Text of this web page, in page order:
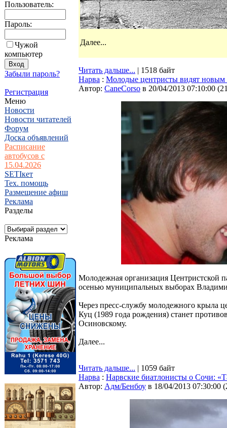
Пользователь:
Пароль:
Чужой
компьютер
Забыли пароль?
Регистрация
Меню
Новости
Новости читателей
Форум
Доска объявлений
Расписание
автобусов с
15.04.2026
SETIкет
Тех. помощь
Размещение афиш
Реклама
Разделы
Реклама
Далее...
Читать дальше... | 1518 байт
Нарва : Молодые центристы видят
Автор: CaneCorso в 20/04/2013 07:10:00 (
Молодежная организация Центристской
осенью муниципальных выборах
Через пресс-службу молодежного крыла
Куц (1989 года рождения) станет
Осиновскому.
Далее...
Читать дальше... | 1059 байт
Нарва : Нарвские биатлонисты о Сочи:
Автор: Адм/Бенбоу в 18/04/2013 07:30:00 (